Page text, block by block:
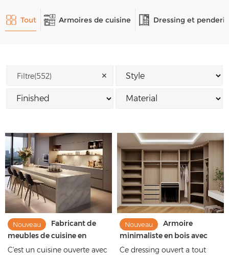
Tout Armoires de cuisine Dressing et penderie
Filtre(552) ✕
Nouveau
Fabricant de
meubles de cuisine en
contreplaqué stratifié
C'est un cuisine ouverte avec
Nouveau
Armoire
minimaliste en bois avec
plusieurs rangements et
Ce dressing ouvert a tout